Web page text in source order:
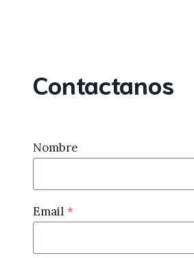
Contactanos
Nombre
Email *